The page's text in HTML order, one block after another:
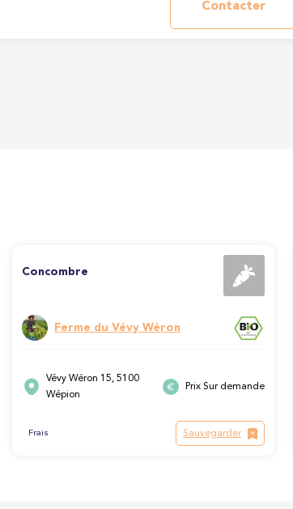
Contacter
Concombre
Ferme du Vévy Wéron
Vévy Wéron 15, 5100
Wépion
Prix Sur demande
Frais Sauvegarder